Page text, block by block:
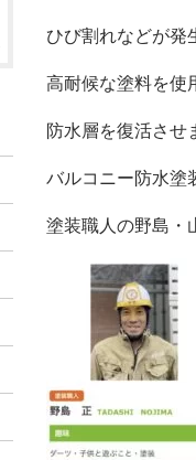
ひび割れなどが発
高耐候な塗料を使
防水層を復活させ
バルコニー防水塗
塗装職人の野島・